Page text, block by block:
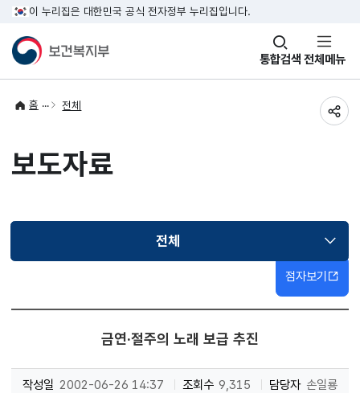
이 누리집은 대한민국 공식 전자정부 누리집입니다.
통합검색
창
열기 전체메뉴
홈 전체
보도자료
전체선택됨
점자보기
금연·절주의 노래 보급 추진
작성일 2002-06-26 14:37 조회수 9,315 담당자 손일룡